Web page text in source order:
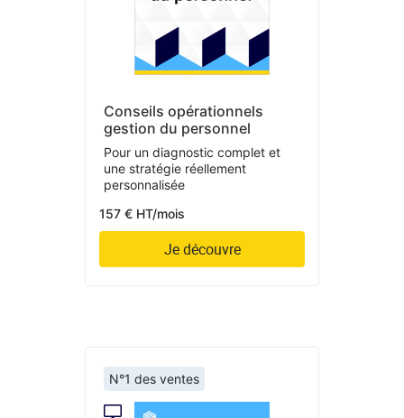
Conseils opérationnels
gestion du personnel
Pour un diagnostic complet et
une stratégie réellement
personnalisée
157 € HT/mois
Je découvre
N°1 des ventes